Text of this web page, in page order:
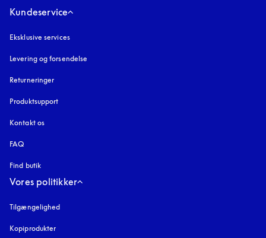
Kundeservice
Eksklusive services
Levering og forsendelse
Returneringer
Produktsupport
Kontakt os
FAQ
Find butik
Vores politikker
Tilgængelighed
Kopiprodukter